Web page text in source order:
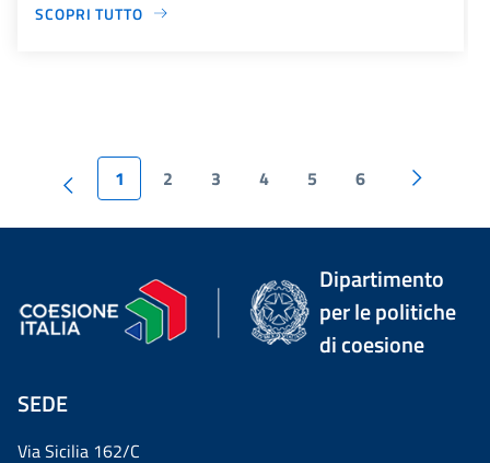
SCOPRI TUTTO
1 2 3 4 5 6
Dipartimento
per le politiche
di coesione
SEDE
Via Sicilia 162/C